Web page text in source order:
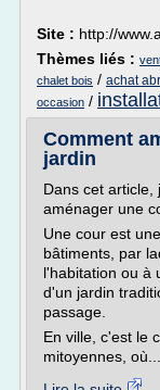
Site : http://
Thèmes liés :
chalet bois / achat
occasion /
Comment
jardin
Dans cet article,
aménager une
Une cour est
bâtiments, par
l'habitation ou à
d'un jardin
passage.
En ville, c'est le
mitoyennes, où...